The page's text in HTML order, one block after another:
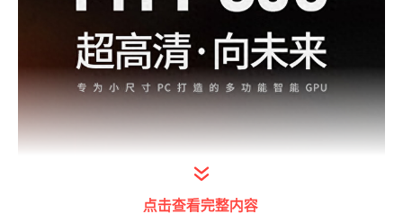
点击查看完整内容